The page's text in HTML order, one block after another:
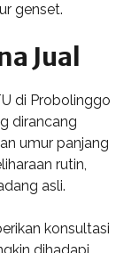
genset.
Jual
di Probolinggo
dirancang
umur panjang
rutin,
asli.
konsultasi